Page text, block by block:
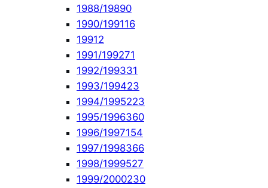
1988/19890
1990/199116
19912
1991/199271
1992/199331
1993/199423
1994/1995223
1995/1996360
1996/1997154
1997/1998366
1998/1999527
1999/2000230